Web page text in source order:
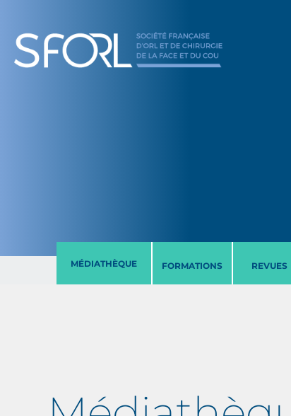
MÉDIATHÈQUE FORMATIONS REVUES